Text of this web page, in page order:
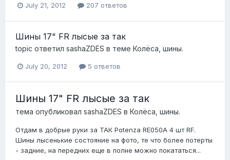
July 21, 2012 207 ответов
Шины 17" FR лысые за так
topic ответил sashaZDES в теме Колёса, шины.
July 20, 2012 5 ответов
Шины 17" FR лысые за так
тема опубликовал sashaZDES в Колёса, шины.
Отдам в добрые руки за ТАК Potenza RE050A 4 шт RF.
Шины лысенькие состояние на фото, те что более потерты
- задние, на передних еще в полне можно покататься...